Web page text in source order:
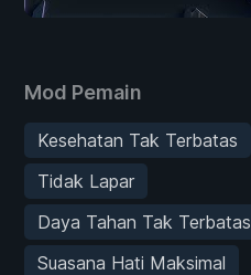
Mod Pemain
Kesehatan Tak Terbatas
Tidak Lapar
Daya Tahan Tak Terbatas
Suasana Hati Maksimal